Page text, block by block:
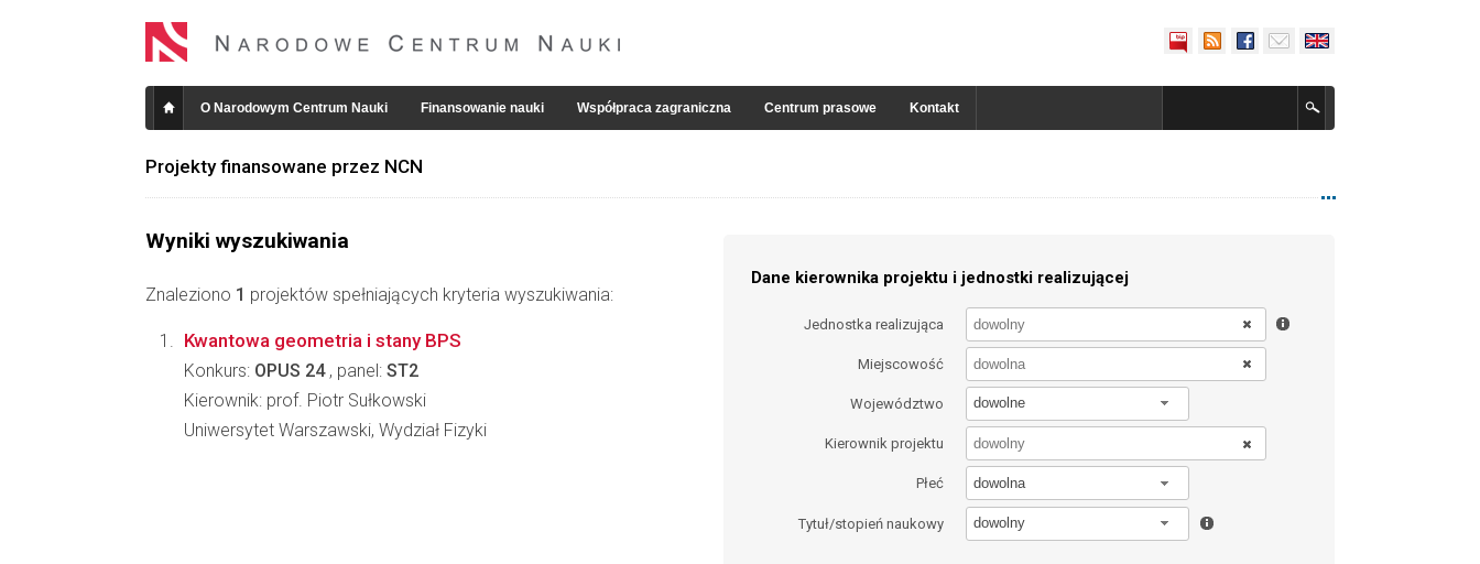
O Narodowym Centrum Nauki Finansowanie nauki Współpraca zagraniczna Centrum prasowe Kontakt
Projekty finansowane przez NCN
Wyniki wyszukiwania
Znaleziono 1 projektów spełniających kryteria wyszukiwania:
Dane kierownika projektu i jednostki realizującej
Jednostka realizująca
Miejscowość
Województwo dowolne
Kierownik projektu
Płeć dowolna
Tytuł/stopień naukowy dowolny
Kwantowa geometria i stany BPS
Konkurs: OPUS 24, panel: ST2
Kierownik: prof. Piotr Sułkowski
Uniwersytet Warszawski, Wydział Fizyki